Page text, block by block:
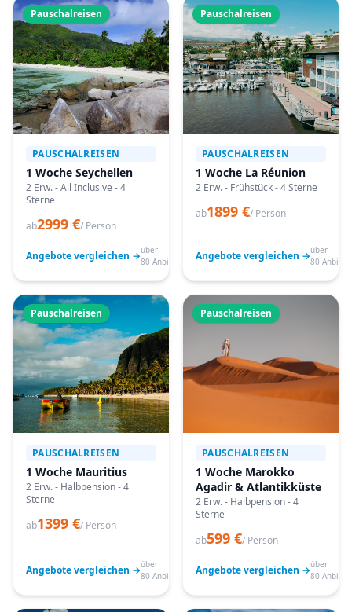
Pauschalreisen
PAUSCHALREISEN
1 Woche Seychellen
2 Erw. - All Inclusive - 4
Sterne
ab2999 €/ Person
Angebote vergleichen →über
80 Anbieter
Pauschalreisen
PAUSCHALREISEN
1 Woche La Réunion
2 Erw. - Frühstück - 4 Sterne
ab1899 €/ Person
Angebote vergleichen →über
80
Pauschalreisen
PAUSCHALREISEN
1 Woche Mauritius
2 Erw. - Halbpension - 4
Sterne
ab1399 €/ Person
Angebote vergleichen →über
80 Anbieter
Pauschalreisen
PAUSCHALREISEN
1 Woche Marokko
Agadir & Atlantikküste
2 Erw. - Halbpension - 4
Sterne
ab599 €/ Person
Angebote vergleichen →über
80